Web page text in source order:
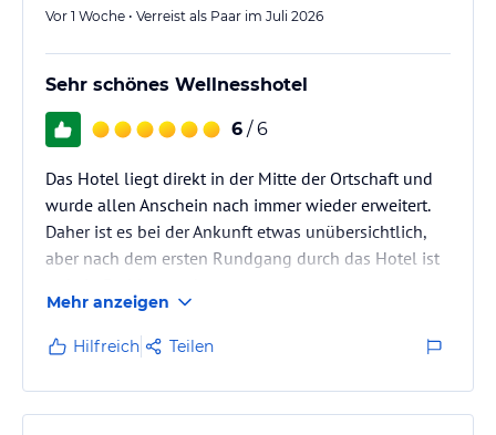
Bauch-Beine-Po, Stretching, Wirbelsäulengymnastik
>>> weitere kostenlose Services
kuscheliger Bademantel und Saunatücher für Ihren Aufenthalt
Almesberger”
Wireless LAN
Parkplätze bzw. Garagenplätze mit direktem Hotelzugang
In unserem 250 m² großen Fitnessstudio erwarten Sie morderne
Kraft- und Ausdauergeräte für freies Training.
Vor 1 Woche • Verreist als Paar im Juli 2026
Sehr schönes Wellnesshotel
6 / 6
Das Hotel liegt direkt in der Mitte der Ortschaft und
wurde allen Anschein nach immer wieder erweitert.
Daher ist es bei der Ankunft etwas unübersichtlich,
aber nach dem ersten Rundgang durch das Hotel ist
Es sind zwei Tiefgaragen und auch Parkplätze
vorhanden.
Nachmittags werden Aufgüsse im Saunabereich
angeboten.
Mehr anzeigen
Hilfreich Teilen